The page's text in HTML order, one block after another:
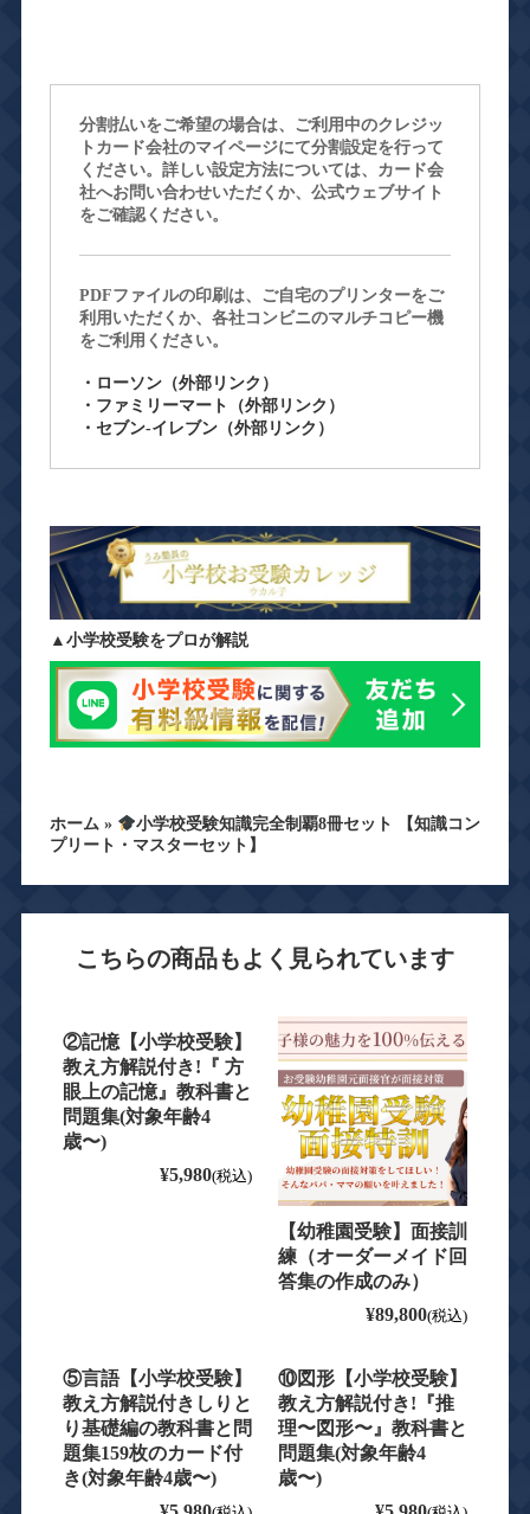
分割払いをご希望の場合は、ご利用中のクレジッ
トカード会社のマイページにて分割設定を行って
ください。詳しい設定方法については、カード会
社へお問い合わせいただくか、公式ウェブサイト
をご確認ください。
PDFファイルの印刷は、ご自宅のプリンターをご
利用いただくか、各社コンビニのマルチコピー機
をご利用ください。
・ローソン（外部リンク）
・ファミリーマート（外部リンク）
・セブン-イレブン（外部リンク）
▲小学校受験をプロが解説
ホーム »
小学校受験知識完全制覇8冊セット 【知識コン
プリート・マスターセット】
こちらの商品もよく見られています
②記憶【小学校受験】
教え方解説付き!『 方
眼上の記憶』教科書と
問題集(対象年齢4
歳〜)
¥5,980(税込)
【幼稚園受験】面接訓
練（オーダーメイド回
答集の作成のみ）
¥89,800(税込)
⑤言語【小学校受験】
教え方解説付きしりと
り基礎編の教科書と問
題集159枚のカード付
き(対象年齢4歳〜)
⑩図形【小学校受験】
教え方解説付き!『推
理〜図形〜』教科書と
問題集(対象年齢4
歳〜)